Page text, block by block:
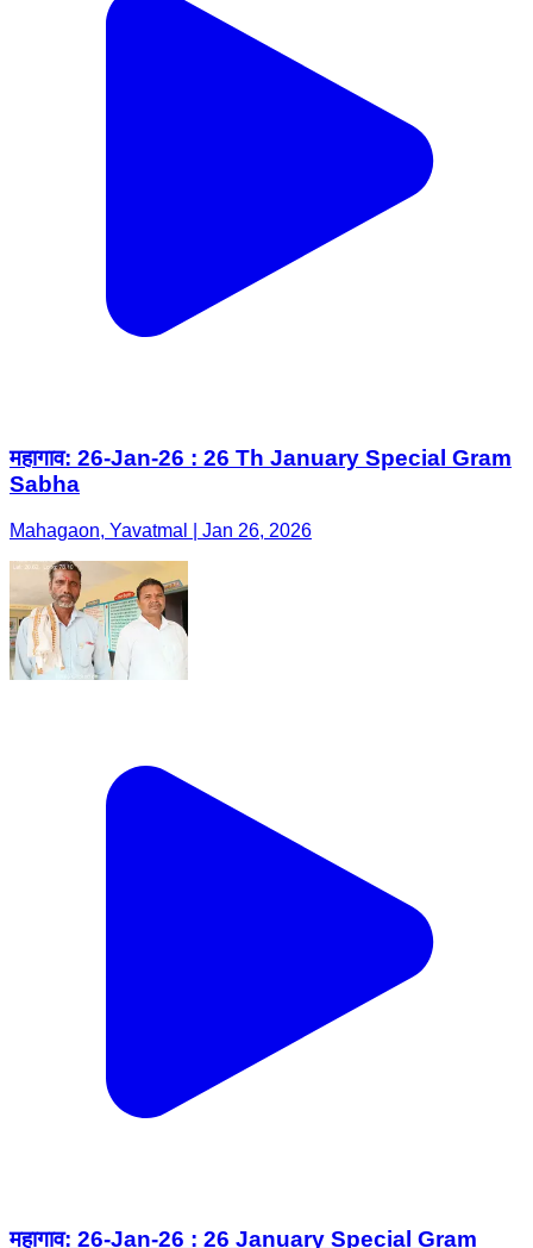
महागाव: 26-Jan-26 : 26 Th January Special Gram
Sabha
Mahagaon, Yavatmal | Jan 26, 2026
महागाव: 26-Jan-26 : 26 January Special Gram